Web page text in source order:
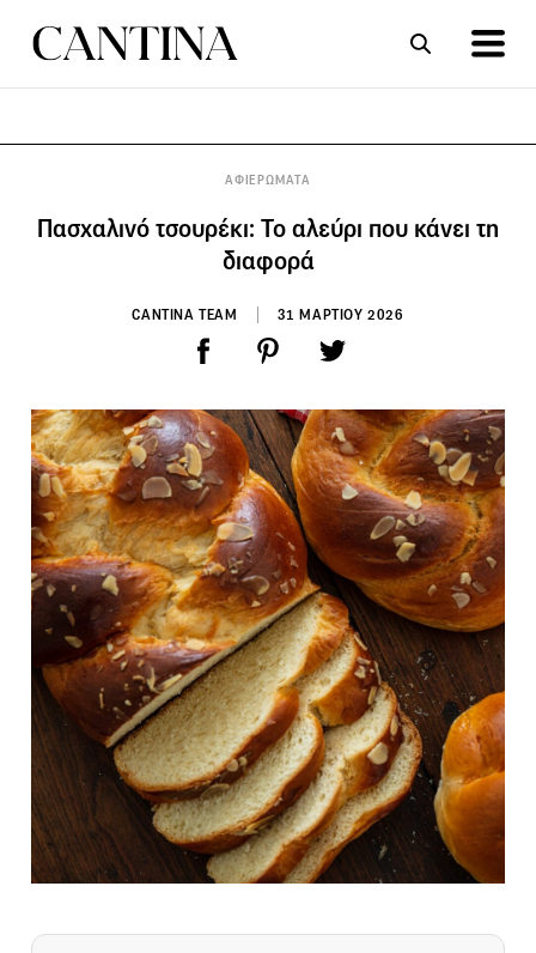
ΑΦΙΕΡΩΜΑΤΑ
Πασχαλινό τσουρέκι: Το αλεύρι που κάνει τη
διαφορά
CANTINA TEAM 31 ΜΑΡΤΙΟΥ 2026